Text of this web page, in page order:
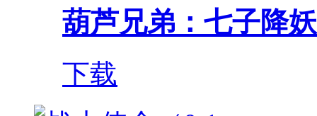
葫芦兄弟：七子降
下载